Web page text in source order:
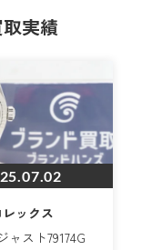
実績
レックス
ャスト79174G